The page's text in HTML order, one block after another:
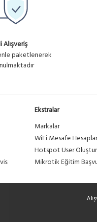
Alışveriş
paketlenerek
Ekstralar
Markalar
WiFi Mesafe
Hotspot User
Mikrotik Eğitim